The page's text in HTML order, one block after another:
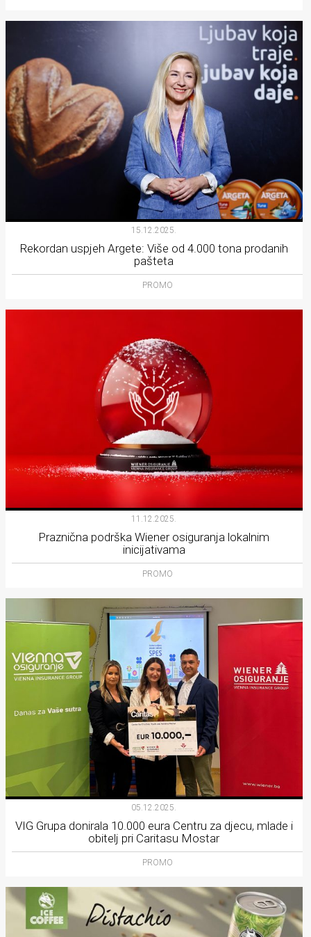
15.12.2025.
Rekordan uspjeh Argete: Više od 4.000 tona prodanih
pašteta
PROMO
11.12.2025.
Praznična podrška Wiener osiguranja lokalnim
inicijativama
PROMO
05.12.2025.
VIG Grupa donirala 10.000 eura Centru za djecu, mlade i
obitelj pri Caritasu Mostar
PROMO